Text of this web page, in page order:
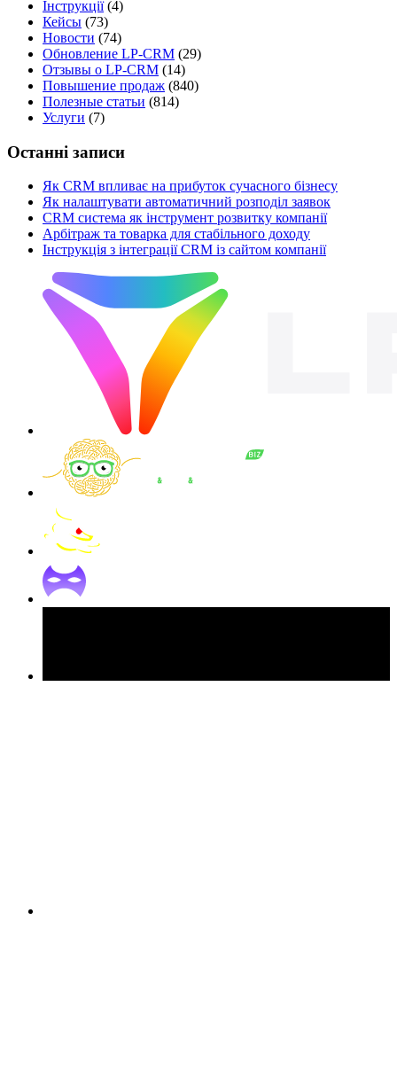
Інструкції(4)
Кейсы (73)
Новости (74)
Обновление LP-CRM (29)
Отзывы о LP-CRM (14)
Повышение продаж (840)
Полезные статьи (814)
Услуги (7)
Останні записи
Як CRM впливає на прибуток сучасного бізнесу
Як налаштувати автоматичний розподіл заявок
CRM система як інструмент розвитку компанії
Арбітраж та товарка для стабільного доходу
Інструкція з інтеграції CRM із сайтом компанії